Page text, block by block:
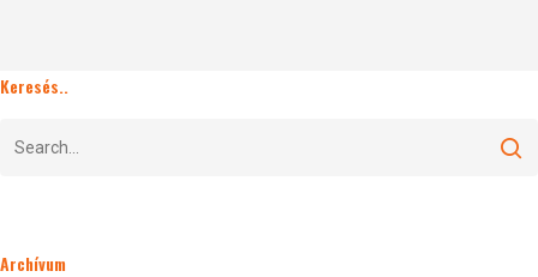
Keresés..
Archívum